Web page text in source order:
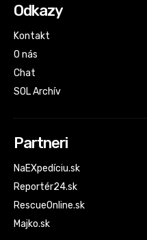
Odkazy
Kontakt
O nás
Chat
SOL Archív
Partneri
NaEXpedíciu.sk
Reportér24.sk
RescueOnline.sk
Majko.sk